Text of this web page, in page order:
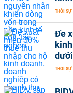
THỜI SỰ
Đề
THỜI SỰ